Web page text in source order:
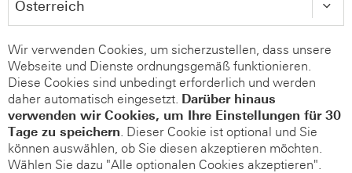
Wir verwenden Cookies, um sicherzustellen, dass unsere
Webseite und Dienste ordnungsgemäß funktionieren.
Diese Cookies sind unbedingt erforderlich und werden
daher automatisch eingesetzt. Darüber hinaus
verwenden wir Cookies, um Ihre Einstellungen für 30
Tage zu speichern. Dieser Cookie ist optional und Sie
können auswählen, ob Sie diesen akzeptieren möchten.
Wählen Sie dazu "Alle optionalen Cookies akzeptieren".